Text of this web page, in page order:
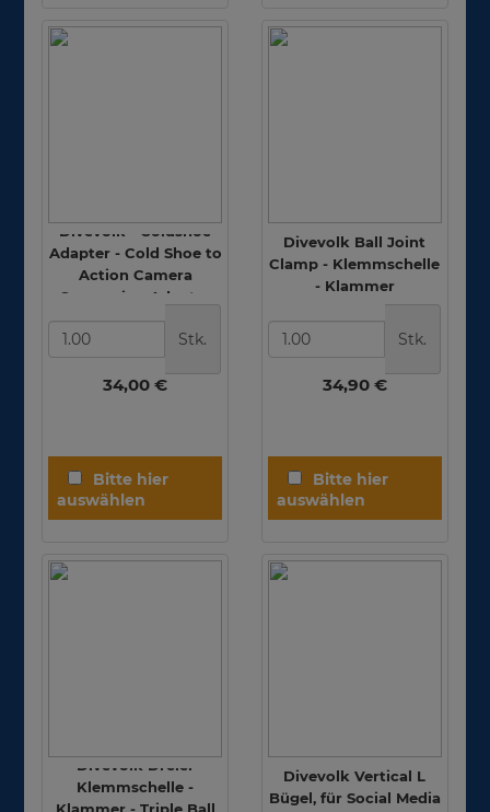
Divevolk - Coldshoe
Adapter - Cold Shoe to
Action Camera
Conversion Adapter
Stk.
34,00 €
Divevolk Ball Joint
Clamp - Klemmschelle
- Klammer
Stk.
34,90 €
Divevolk Dreier
Klemmschelle -
Klammer - Triple Ball
Divevolk Vertical L
Bügel, für Social Media